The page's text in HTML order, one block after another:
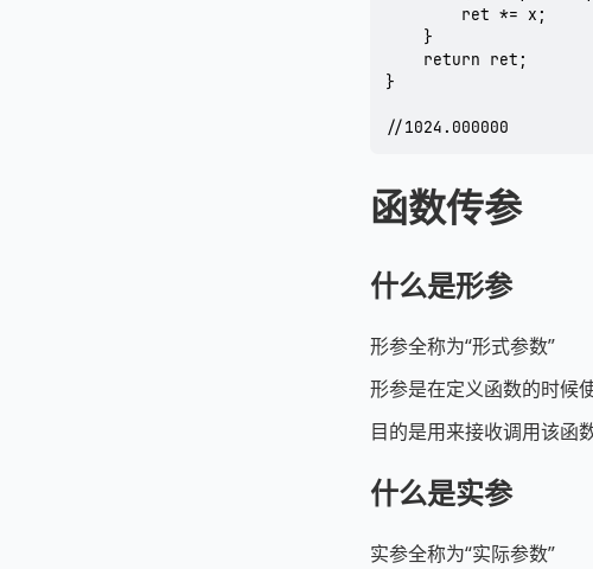
}
//1024.000000
函数传参
什么是形参
形参全称为“形式参数”
形参是在定义函数的时候
目的是用来接收调用该函
什么是实参
实参全称为“实际参数”